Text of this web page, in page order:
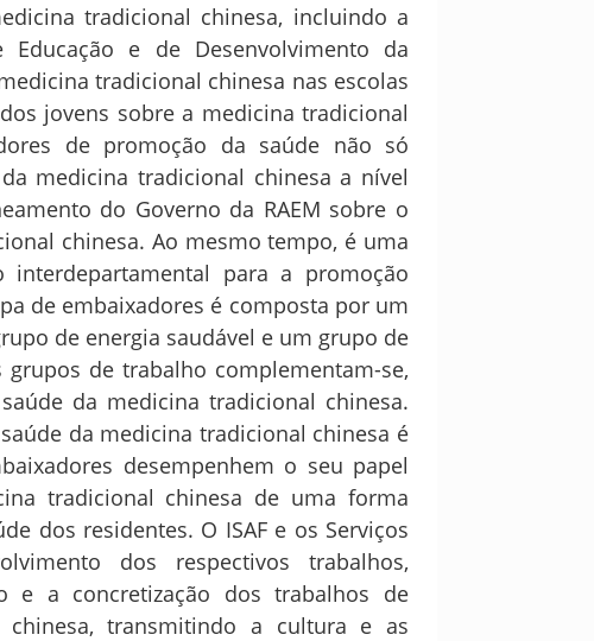
tradicional chinesa, incluindo a
e de Desenvolvimento da
tradicional chinesa nas escolas
jovens sobre a medicina tradicional
de promoção da saúde não só
medicina tradicional chinesa a nível
do Governo da RAEM sobre o
chinesa. Ao mesmo tempo, é uma
interdepartamental para a promoção
de embaixadores é composta por um
de energia saudável e um grupo de
de trabalho complementam-se,
da medicina tradicional chinesa.
da medicina tradicional chinesa é
desempenhem o seu papel
tradicional chinesa de uma forma
dos residentes. O ISAF e os Serviços
dos respectivos trabalhos,
e a concretização dos trabalhos de
transmitindo a cultura e as